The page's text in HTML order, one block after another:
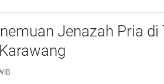
Jenazah Pria